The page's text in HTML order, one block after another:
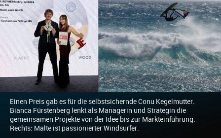
Einen Preis gab es für die selbstsichernde Conu Kegelmutter.
Bianca Fürstenberg lenkt als Managerin und Strategin die
gemeinsamen Projekte von der Idee bis zur Markteinführung.
Rechts: Malte ist passionierter Windsurfer.